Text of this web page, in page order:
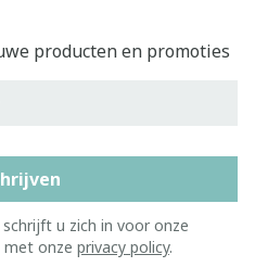
producten en promoties
u zich in voor onze
met onze privacy policy.